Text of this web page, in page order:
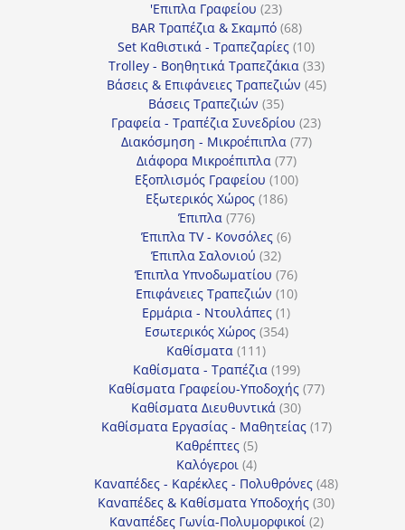
προϊόντα
'Επιπλα Γραφείου 2323
προϊόντα
BAR Τραπέζια & Σκαμπό 6868
προϊόντα
Set Καθιστικά - Τραπεζαρίες 1010
προϊόντα
Trolley - Βοηθητικά Τραπεζάκια 3333
προϊόντα
Βάσεις & Επιφάνειες Τραπεζιών 4545
Βάσεις Τραπεζιών 3535
προϊόντα
Γραφεία - Τραπέζια Συνεδρίου 2323
Διακόσμηση - Μικροέπιπλα 7777
Διάφορα Μικροέπιπλα 7777
προϊόντα
Εξοπλισμός Γραφείου 100100
Εξωτερικός Χώρος 186186
Έπιπλα 776776
προϊόντα
Έπιπλα TV - Κονσόλες 66
Έπιπλα Σαλονιού 3232
προϊόντα
Έπιπλα Υπνοδωματίου 7676
προϊόντα
Επιφάνειες Τραπεζιών 1010
Ερμάρια - Ντουλάπες 11
προϊόν
Εσωτερικός Χώρος 354354
Καθίσματα 111111
προϊόντα
Καθίσματα - Τραπέζια 199199
προϊόντα
Καθίσματα Γραφείου-Υποδοχής 7777
Καθίσματα Διευθυντικά 3030
προϊόντα
Καθίσματα Εργασίας - Μαθητείας 1717
Καθρέπτες 55
προϊόντα
Καλόγεροι 44
προϊόντα
Καναπέδες - Καρέκλες - Πολυθρόνες 4848
προϊόντα
Καναπέδες & Καθίσματα Υποδοχής 3030
Καναπέδες Γωνία-Πολυμορφικοί 22